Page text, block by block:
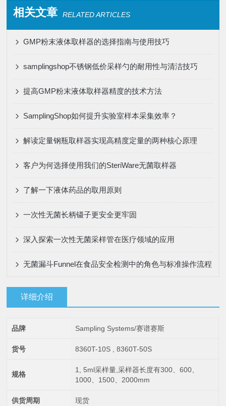
相关文章 RELATED ARTICLES
GMP粉末液体取样器的选择指南与使用技巧
samplingshop不锈钢低价采样勺的耐用性与清洁技巧
提高GMP粉末液体取样器精度的技术方法
SamplingShop如何提升实验室样本采集效率？
解读定量钢瓶取样器实现高精度定量的两种核心原理
客户为何选择使用我们的SteriWare无菌取样器
了解一下液体药品的取用原则
一次性无菌长柄镊子更安全更牢固
深入探索一次性无菌采样管在医疗领域的应用
无菌漏斗Funnel在食品安全检测中的角色与标准操作流程
详细介绍
品牌 Sampling Systems/赛谱赛斯
货号 8360T-10S , 8360T-50S
规格
1, 5ml采样量,采样器长度有300、600、
1000、1500、2000mm
供货周期 现货